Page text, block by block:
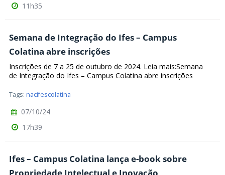
11h35
Semana de Integração do Ifes – Campus
Colatina abre inscrições
Inscrições de 7 a 25 de outubro de 2024. Leia mais:Semana
de Integração do Ifes – Campus Colatina abre inscrições
Tags: nacifescolatina
07/10/24
17h39
Ifes – Campus Colatina lança e-book sobre